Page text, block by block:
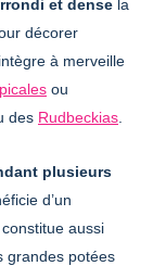
et dense la
décorer
à merveille
ou
des Rudbeckias
plusieurs
d’un
constitue aussi
grandes potées